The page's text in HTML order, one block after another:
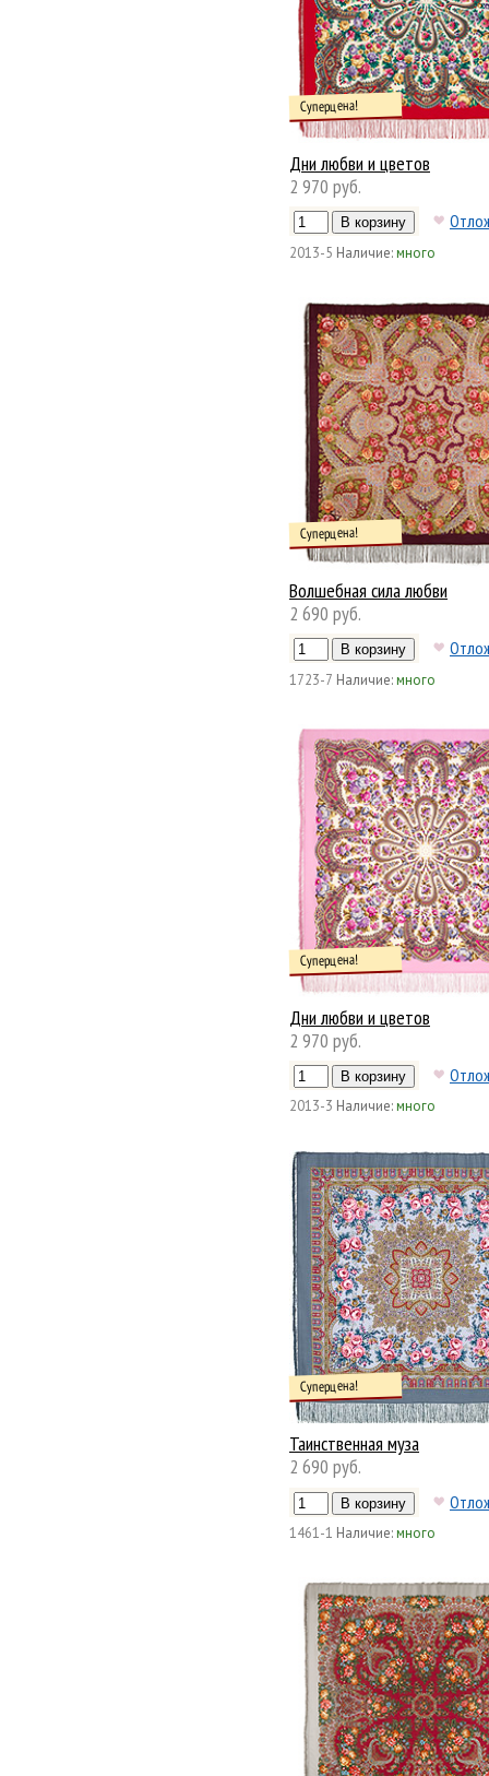
Дни любви и цветов
Суперцена!
2 970 руб.
2013-5 Наличие:много
Волшебная сила любви
Суперцена!
2 690 руб.
1723-7 Наличие:много
Дни любви и цветов
Суперцена!
2 970 руб.
2013-3 Наличие:много
Таинственная муза
Суперцена!
2 690 руб.
1461-1 Наличие:много